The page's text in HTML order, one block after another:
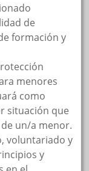
de
formación y
menores
como
situación que
un/a menor.
voluntariado y
y